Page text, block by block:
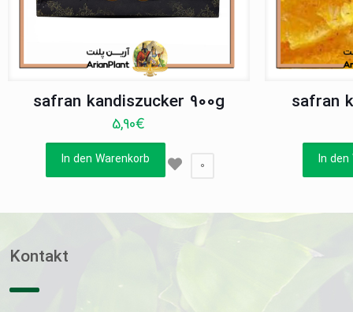
safran kandiszucker 900g
5,90€
In den Warenkorb 0
safran
In den
Kontakt